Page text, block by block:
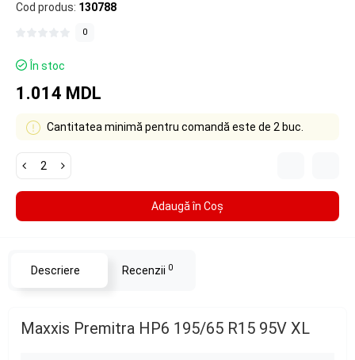
Cod produs: 130788
0
În stoc
1.014 MDL
Cantitatea minimă pentru comandă este de 2 buc.
Adaugă în Coş
Descriere Recenzii 0
Maxxis Premitra HP6 195/65 R15 95V XL